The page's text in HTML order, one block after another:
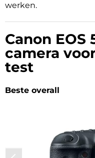
werken.
Canon EOS
camera
test
Beste overall